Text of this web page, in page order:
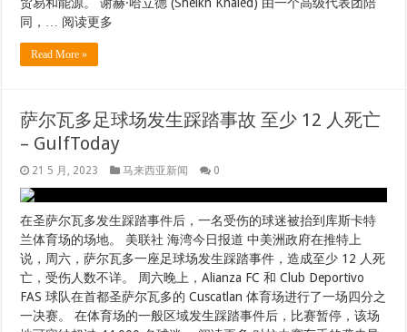
21 5 月, 2023
在圣萨尔瓦多发生踩踏事件后，一名受伤的球迷被抬到库斯卡特
亡，受伤人数不详。 周六晚上，Alianza FC 和 Club Deportivo
FAS 球队在首都圣萨尔瓦多的 Cuscatlan 体育场进行了一场四分之
地可容纳超过 44,000 名球迷。 阅读更多 对拉力赛车手的袭击导
致 10 人死亡… 阅读更多
Read More »
新加坡、印度尼西亚和马来西亚跻身前 10 大
超高净值市场 – WealthBriefingAsia